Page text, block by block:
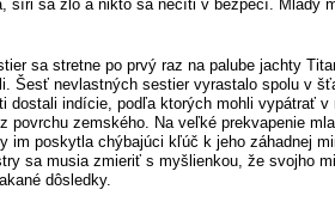
šíri sa zlo a nikto sa necíti v bezpečí. Mladý
sa stretne po prvý raz na palube jachty
Šesť nevlastných sestier vyrastalo spolu v
dostali indície, podľa ktorých mohli vypátrať
povrchu zemského. Na veľké prekvapenie
im poskytla chýbajúci kľúč k jeho záhadnej
sa musia zmieriť s myšlienkou, že svojho
dôsledky.